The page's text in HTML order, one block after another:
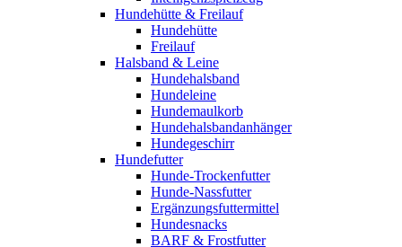
Hundehütte & Freilauf
Hundehütte
Freilauf
Halsband & Leine
Hundehalsband
Hundeleine
Hundemaulkorb
Hundehalsbandanhänger
Hundegeschirr
Hundefutter
Hunde-Trockenfutter
Hunde-Nassfutter
Ergänzungsfuttermittel
Hundesnacks
BARF & Frostfutter